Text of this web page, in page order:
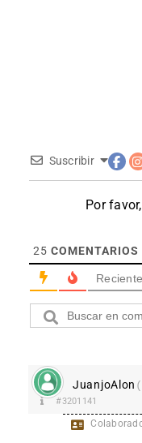
Suscribir
Por
25 COMENTARIOS
JuanjoAlon
#3201141